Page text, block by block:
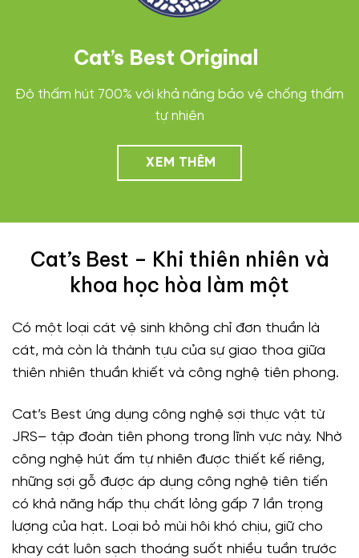
Cat’s Best Original
Độ thấm hút 700% với khả năng bảo vệ chống thấm
tự nhiên
XEM THÊM
Cat’s Best – Khi thiên nhiên và
khoa học hòa làm một
Có một loại cát vệ sinh không chỉ đơn thuần là
cát, mà còn là thành tựu của sự giao thoa giữa
thiên nhiên thuần khiết và công nghệ tiên phong.
Cat’s Best ứng dụng công nghệ sợi thực vật từ
JRS– tập đoàn tiên phong trong lĩnh vực này. Nhờ
công nghệ hút ấm tự nhiên được thiết kế riêng,
những sợi gỗ được áp dụng công nghệ tiên tiến
có khả năng hấp thụ chất lỏng gấp 7 lần trọng
lượng của hạt. Loại bỏ mùi hôi khó chịu, giữ cho
khay cát luôn sạch thoáng suốt nhiều tuần trước